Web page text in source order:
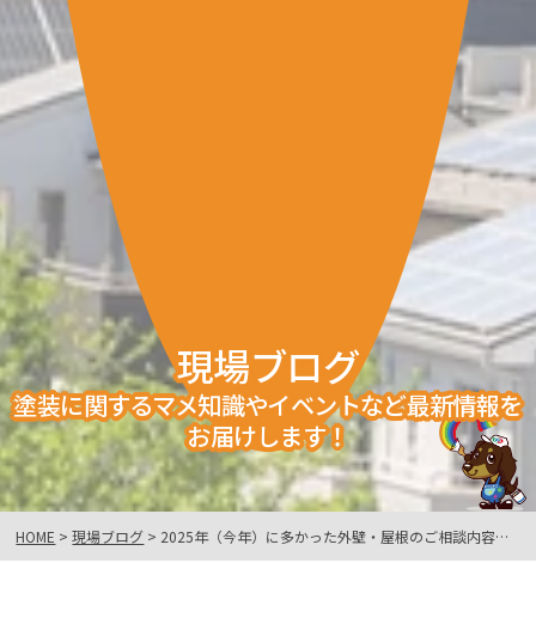
現場ブログ
塗装に関するマメ知識やイベントなど最新情報を
お届けします！
HOME >現場ブログ > 2025年（今年）に多かった外壁・屋根のご相談内容まとめ